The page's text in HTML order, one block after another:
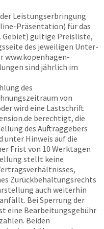
Leistungserbringung
Präsentation) für das
gültige Preisliste,
des jeweiligen Unter-
www.kopenhagen-
sind jährlich im
des
von
wird eine Lastschrift
berechtigt, die
des Auftraggebers
unter Hinweis auf die
Frist von 10 Werktagen
stellt keine
Zurückbehaltungsrechts
auch weiterhin
Bei Sperrung der
eine Bearbeitungsgebühr
Beiden